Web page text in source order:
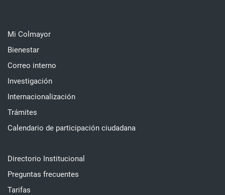
Mi Colmayor
Bienestar
Correo interno
Investigación
Internacionalización
Trámites
Calendario de participación ciudadana
Directorio Institucional
Preguntas frecuentes
Tarifas